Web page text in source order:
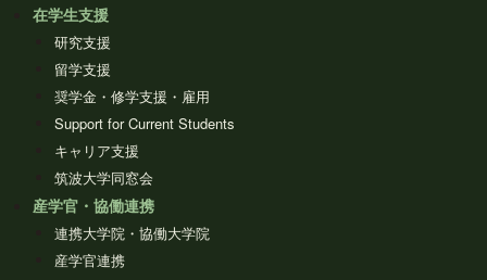
在学生支援
研究支援
留学支援
奨学金・修学支援・雇用
Support for Current Students
キャリア支援
筑波大学同窓会
産学官・協働連携
連携大学院・協働大学院
産学官連携